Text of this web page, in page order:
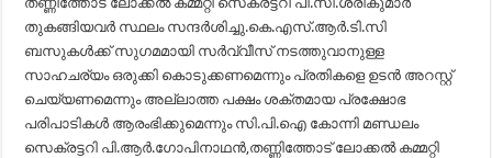
തുകങ്ങിയവര്‍ സ്ഥലം സന്ദര്‍ശിച്ചു.കെ.എസ്.ആര്‍.ടി.സി
ബസുകള്‍ക്ക് സുഗമമായി സര്‍വ്വീസ് നടത്തുവാനുള്ള
സാഹചര്യം ഒരുക്കി കൊടുക്കണമെന്നും പ്രതികളെ ഉടന്‍ അറസ്റ്റ്
ചെയ്യണമെന്നും അല്ലാത്ത പക്ഷം ശക്തമായ പ്രക്ഷോഭ
പരിപാടികള്‍ ആരംഭിക്കുമെന്നും സി.പി.ഐ കോന്നി മണ്ഡലം
സെക്രട്ടറി പി.ആര്‍.ഗോപിനാഥന്‍,തണ്ണിത്തോട് ലോക്കല്‍ കമ്മറ്റി